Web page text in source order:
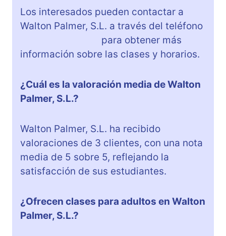
Los interesados pueden contactar a
Walton Palmer, S.L. a través del teléfono
para obtener más
información sobre las clases y horarios.
¿Cuál es la valoración media de Walton
Palmer, S.L.?
Walton Palmer, S.L. ha recibido
valoraciones de 3 clientes, con una nota
media de 5 sobre 5, reflejando la
satisfacción de sus estudiantes.
¿Ofrecen clases para adultos en Walton
Palmer, S.L.?